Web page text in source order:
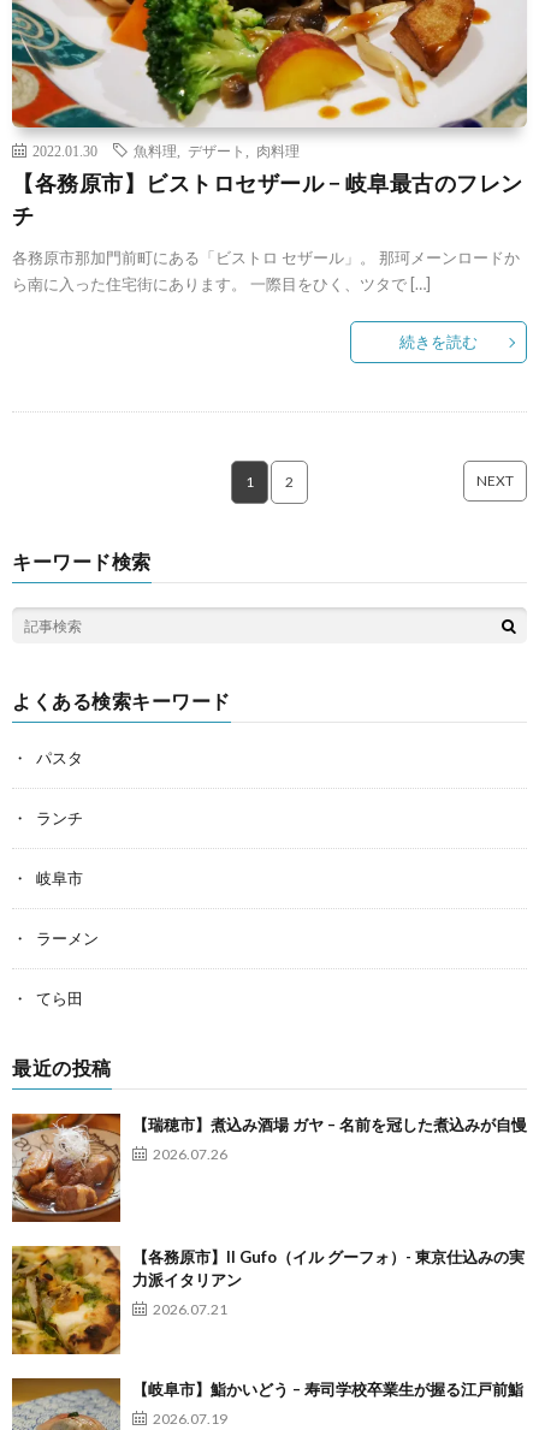
2022.01.30 魚料理 デザート 肉料理
【各務原市】ビストロセザール − 岐阜最古のフレン
チ
各務原市那加門前町にある「ビストロ セザール」。 那珂メーンロードか
ら南に入った住宅街にあります。 一際目をひく、ツタで […]
続きを読む
1 2 NEXT
キーワード検索
よくある検索キーワード
パスタ
ランチ
岐阜市
ラーメン
てら田
最近の投稿
【瑞穂市】煮込み酒場 ガヤ – 名前を冠した煮込みが自慢
2026.07.26
【各務原市】Il Gufo（イル グーフォ）- 東京仕込みの実
力派イタリアン
2026.07.21
【岐阜市】鮨かいどう – 寿司学校卒業生が握る江戸前鮨
2026.07.19